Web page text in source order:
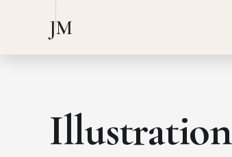
JM
Illustration